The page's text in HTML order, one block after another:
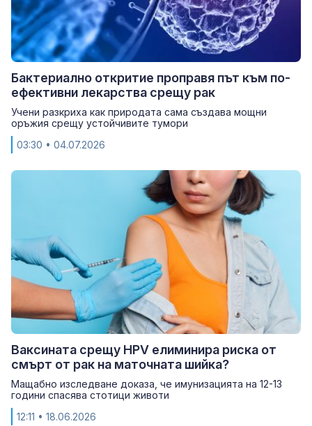
Бактериално откритие проправя път към по-
ефективни лекарства срещу рак
Учени разкриха как природата сама създава мощни
оръжия срещу устойчивите тумори
03:30 • 04.07.2026
Ваксината срещу HPV елиминира риска от
смърт от рак на маточната шийка?
Мащабно изследване доказа, че имунизацията на 12-13
години спасява стотици животи
12:11 • 18.06.2026